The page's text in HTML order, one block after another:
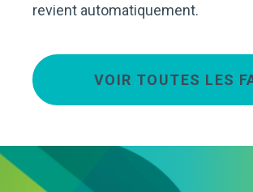
revient automatiquement.
VOIR TOUTES LES